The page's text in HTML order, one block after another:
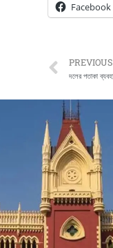
Facebook
Prev
PREVIOUS